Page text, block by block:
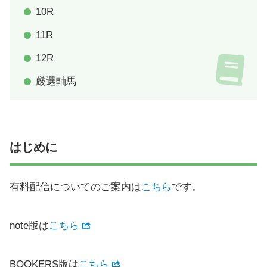
10R
11R
12R
厳選軸馬
はじめに
有料配信についてのご案内はこちらです。
note版はこちら
BOOKERS版はこちら